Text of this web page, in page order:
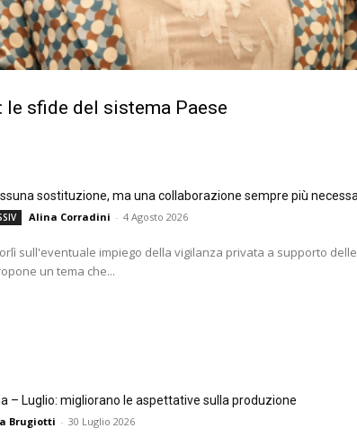
le sfide del sistema Paese
sostituzione, ma una collaborazione sempre più
Alina Corradini - 4 Agosto 2026
sull'eventuale impiego della vigilanza privata a supporto delle
un tema che...
– Luglio: migliorano le aspettative sulla produzione
Brugiotti - 30 Luglio 2026